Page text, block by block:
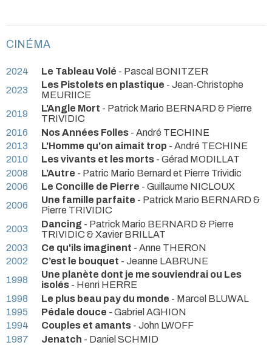
CINÉMA
2024 Le Tableau Volé - Pascal BONITZER
2023
Les Pistolets en plastique - Jean-Christophe
MEURIICE
2019
L'Angle Mort - Patrick Mario BERNARD & Pierre
TRIVIDIC
2016
Nos Années Folles - André TECHINE
2013
L'Homme qu'on aimait trop - André TECHINE
2010
Les vivants et les morts - Gérad MODILLAT
2008
L’Autre - Patric Mario Bernard et Pierre Trividic
2006
Le Concille de Pierre - Guillaume NICLOUX
2006
Une famille parfaite - Patrick Mario BERNARD &
Pierre TRIVIDIC
2003
Dancing - Patrick Mario BERNARD & Pierre
TRIVIDIC & Xavier BRILLAT
2003
Ce qu'ils imaginent - Anne THERON
2002
C’est le bouquet - Jeanne LABRUNE
1998
Une planète dont je me souviendrai ou Les
isolés - Henri HERRE
1998
Le plus beau pay du monde - Marcel BLUWAL
1995
Pédale douce - Gabriel AGHION
1994
Couples et amants - John LWOFF
1987
Jenatch - Daniel SCHMID